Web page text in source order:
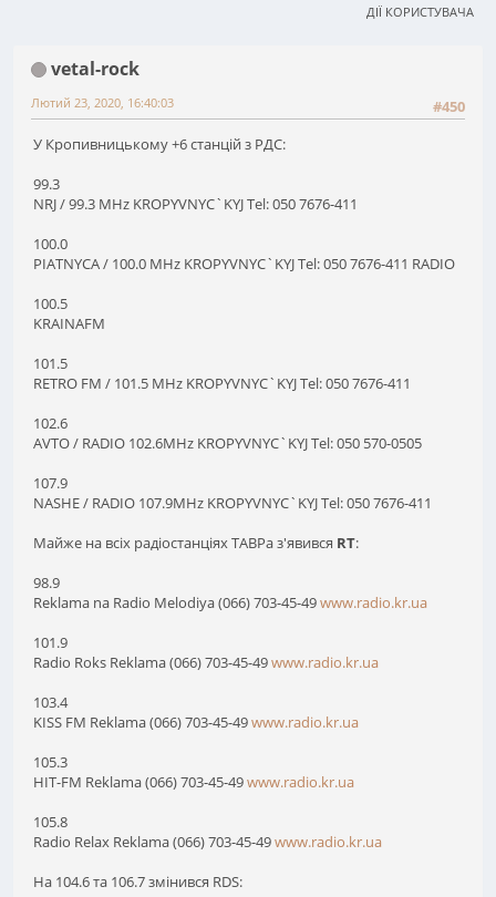
ДІЇ КОРИСТУВАЧА
vetal-rock
#450
Лютий 23, 2020, 16:40:03
У Кропивницькому +6 станцій з РДС:
99.3
NRJ / 99.3 MHz KROPYVNYC`KYJ Tel: 050 7676-411
100.0
PIATNYCA / 100.0 MHz KROPYVNYC`KYJ Tel: 050 7676-411 RADIO
100.5
KRAINAFM
101.5
RETRO FM / 101.5 MHz KROPYVNYC`KYJ Tel: 050 7676-411
102.6
AVTO / RADIO 102.6MHz KROPYVNYC`KYJ Tel: 050 570-0505
107.9
NASHE / RADIO 107.9MHz KROPYVNYC`KYJ Tel: 050 7676-411
Майже на всіх радіостанціях ТАВРа з'явився RT:
98.9
Reklama na Radio Melodiya (066) 703-45-49www.radio.kr.ua
101.9
Radio Roks Reklama (066) 703-45-49www.radio.kr.ua
103.4
KISS FM Reklama (066) 703-45-49www.radio.kr.ua
105.3
HIT-FM Reklama (066) 703-45-49www.radio.kr.ua
105.8
Radio Relax Reklama (066) 703-45-49www.radio.kr.ua
На 104.6 та 106.7 змінився RDS: